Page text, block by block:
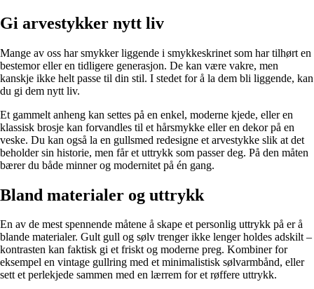
Gi arvestykker nytt liv
Mange av oss har smykker liggende i smykkeskrinet som har tilhørt en
bestemor eller en tidligere generasjon. De kan være vakre, men
kanskje ikke helt passe til din stil. I stedet for å la dem bli liggende, kan
du gi dem nytt liv.
Et gammelt anheng kan settes på en enkel, moderne kjede, eller en
klassisk brosje kan forvandles til et hårsmykke eller en dekor på en
veske. Du kan også la en gullsmed redesigne et arvestykke slik at det
beholder sin historie, men får et uttrykk som passer deg. På den måten
bærer du både minner og modernitet på én gang.
Bland materialer og uttrykk
En av de mest spennende måtene å skape et personlig uttrykk på er å
blande materialer. Gult gull og sølv trenger ikke lenger holdes adskilt –
kontrasten kan faktisk gi et friskt og moderne preg. Kombiner for
eksempel en vintage gullring med et minimalistisk sølvarmbånd, eller
sett et perlekjede sammen med en lærrem for et røffere uttrykk.